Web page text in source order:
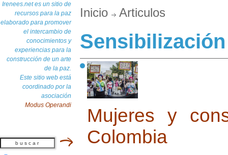
Irenees.net es un sitio de
recursos para la paz
elaborado para promover
el intercambio de
conocimientos y
experiencias para la
construcción de un arte
de la paz.
Este sitio web está
coordinado por la
asociación
Modus Operandi
Inicio Articulos
Mujeres y
Colombia